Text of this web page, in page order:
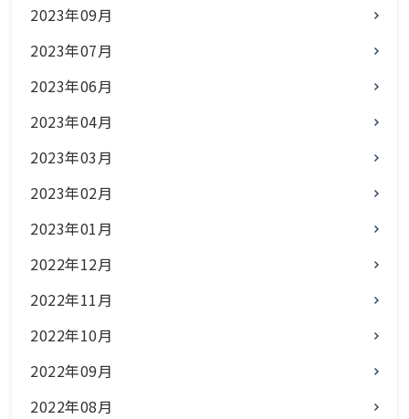
2023年09月
2023年07月
2023年06月
2023年04月
2023年03月
2023年02月
2023年01月
2022年12月
2022年11月
2022年10月
2022年09月
2022年08月